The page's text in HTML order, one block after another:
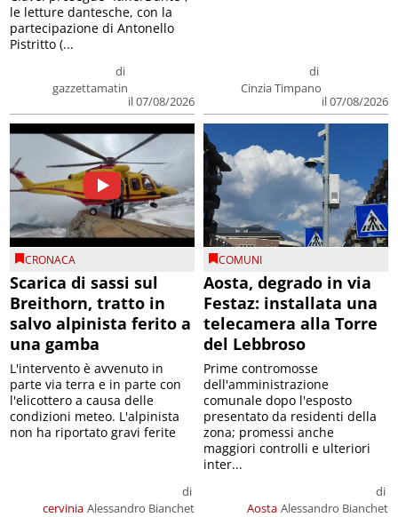
di
gazzettamatin
il 07/08/2026
le letture dantesche, con la
partecipazione di Antonello
Pistritto (...
di
Cinzia Timpano
il 07/08/2026
CRONACA
Scarica di sassi sul
Breithorn, tratto in
salvo alpinista ferito a
una gamba
cervinia
di
Alessandro Bianchet
L'intervento è avvenuto in
parte via terra e in parte con
l'elicottero a causa delle
condizioni meteo. L'alpinista
non ha riportato gravi ferite
COMUNI
Aosta, degrado in via
Festaz: installata una
telecamera alla Torre
del Lebbroso
Aosta
di
Alessandro Bianchet
Prime contromosse
dell'amministrazione
comunale dopo l'esposto
presentato da residenti della
zona; promessi anche
maggiori controlli e ulteriori
inter...